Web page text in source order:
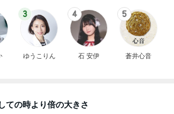
3
ゆうこりん
4
石 安伊
5
蒼井心音
ての時より倍の大きさ